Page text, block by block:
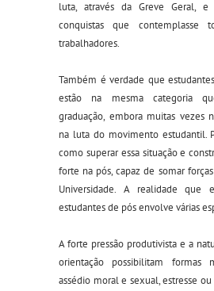
luta, através da Greve Geral,
conquistas que contemplasse
trabalhadores.
Também é verdade que
estão na mesma categoria
graduação, embora muitas vezes
na luta do movimento estudantil.
como superar essa situação e
forte na pós, capaz de somar forças
Universidade. A realidade que
estudantes de pós envolve várias
A forte pressão produtivista e a
orientação possibilitam formas
assédio moral e sexual, estresse ou